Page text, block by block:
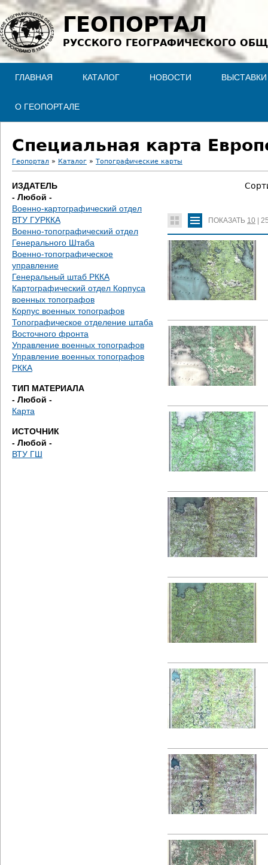
Jump to navigation
ГЕОПОРТАЛ
РУССКОГО ГЕОГРАФИЧЕСКОГО
ГЛАВНАЯ КАТАЛОГ НОВОСТИ ВЫСТАВКИ
О ГЕОПОРТАЛЕ
Специальная карта
В
ы
з
д
е
с
ь
Геопортал » Каталог » Топографические карты
ИЗДАТЕЛЬ
- Любой -
Военно-картографический отдел
ВТУ ГУРККА
Военно-топографический отдел
Генерального Штаба
Военно-топографическое
управление
Генеральный штаб РККА
Картографический отдел Корпуса
военных топографов
Корпус военных топографов
Топографическое отделение штаба
Восточного фронта
Управление военных топографов
Управление военных топографов
РККА
ТИП МАТЕРИАЛА
- Любой -
Карта
ИСТОЧНИК
- Любой -
ВТУ ГШ
ПОКАЗАТЬ 10